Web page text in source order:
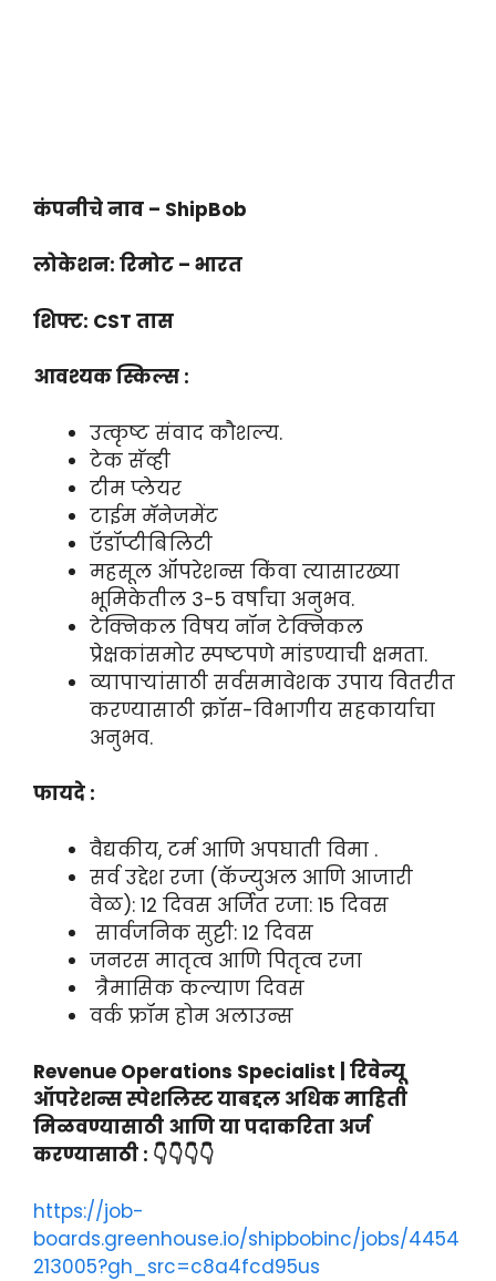
कंपनीचे नाव – ShipBob
लोकेशन: रिमोट – भारत
शिफ्ट: CST तास
आवश्यक स्किल्स :
उत्कृष्ट संवाद कौशल्य.
टेक सॅव्ही
टीम प्लेयर
टाईम मॅनेजमेंट
ऍडॉप्टीबिलिटी
महसूल ऑपरेशन्स किंवा त्यासारख्या
भूमिकेतील 3-5 वर्षांचा अनुभव.
टेक्निकल विषय नॉन टेक्निकल
प्रेक्षकांसमोर स्पष्टपणे मांडण्याची क्षमता.
व्यापाऱ्यांसाठी सर्वसमावेशक उपाय वितरीत
करण्यासाठी क्रॉस-विभागीय सहकार्याचा
अनुभव.
फायदे :
वैद्यकीय, टर्म आणि अपघाती विमा .
सर्व उद्देश रजा (कॅज्युअल आणि आजारी
वेळ): 12 दिवस अर्जित रजा: 15 दिवस
सार्वजनिक सुट्टी: 12 दिवस
जनरस मातृत्व आणि पितृत्व रजा
त्रैमासिक कल्याण दिवस
वर्क फ्रॉम होम अलाउन्स
Revenue Operations Specialist | रिवेन्यू
ऑपरेशन्स स्पेशलिस्ट याबद्दल अधिक माहिती
मिळवण्यासाठी आणि या पदाकरिता अर्ज
करण्यासाठी : 👇👇👇👇
https://job-
boards.greenhouse.io/shipbobinc/jobs/4454
213005?gh_src=c8a4fcd95us